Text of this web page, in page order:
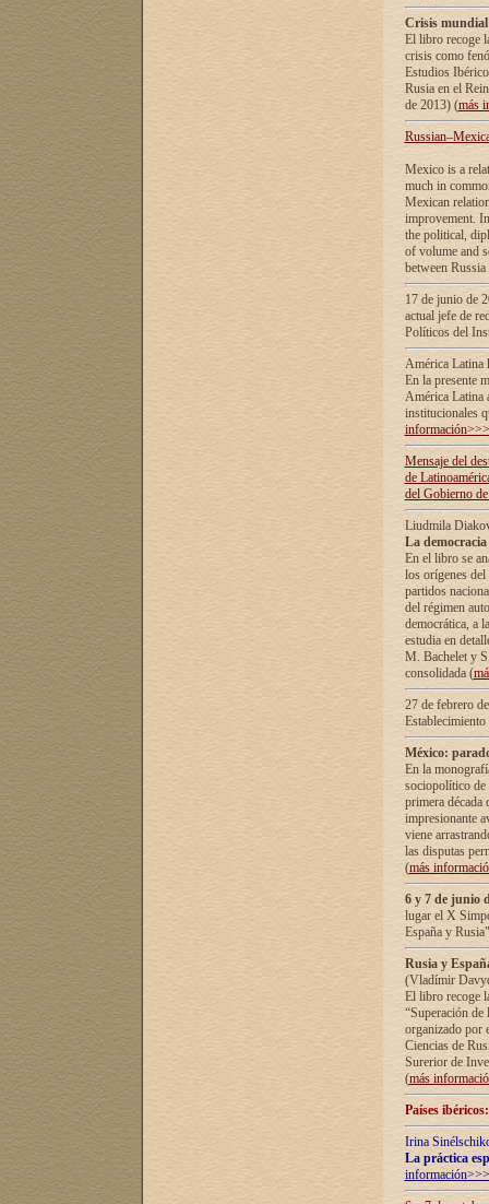
Crisis
El libro recoge
crisis como
Estudios
Rusia en el
de 2013) (más
Mexico is a
much in
Mexican
improvement.
the political,
of volume and
between
17 de junio de
actual jefe de
Políticos del
América Latina
En la presente
América Latina
institucionales
información>>>
Mensaje del
de
del Gobierno
Liudmila
La
En el libro se
los orígenes
partidos
del régimen
democrática, а
estudia en
М. Bachelet у
consolidada (
27 de febrero
México:
En la
sociopolítico de
primera década
impresionante
viene
las disputas
(más
6 y 7 de junio
lugar el X
España y
Rusia y
(Vladímir
El libro recoge
“Superación
organizado por
Ciencias de
Surerior de
(más
Países
Irina
La práctica
información>>>